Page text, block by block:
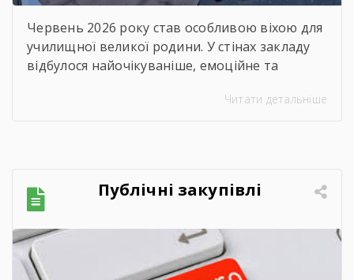
Червень 2026 року став особливою віхою для
училищної великої родини. У стінах закладу
відбулося найочікуваніше, емоційне та
Цього дня ми офіційно провели у доросле
своєї мети. Урочиста подія розпочалася з
хвилини мовчання. Схиливши голови, […]
Читати детальніше
Публічні закупівлі